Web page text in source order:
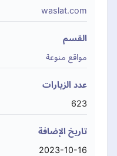
waslat.com
القسم
مواقع منوعة
عدد الزيارات
623
تاريخ الإضافة
2023-10-16